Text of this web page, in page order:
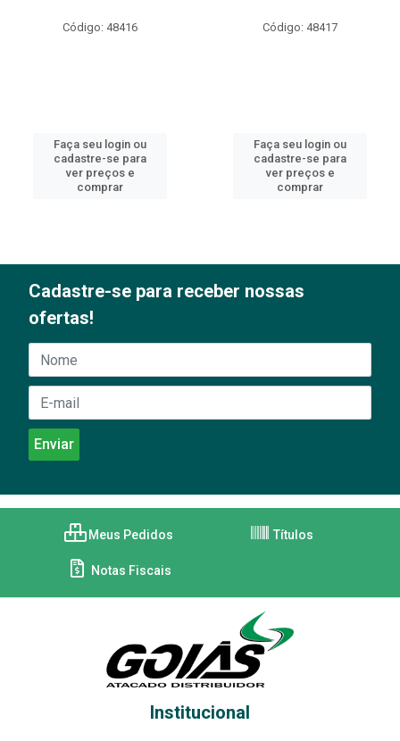
Código: 48416
Faça seu login ou
cadastre-se para
ver preços e
comprar
Código: 48417
Faça seu login ou
cadastre-se para
ver preços e
comprar
Cadastre-se para receber nossas
ofertas!
Meus Pedidos Títulos
Notas Fiscais
Institucional